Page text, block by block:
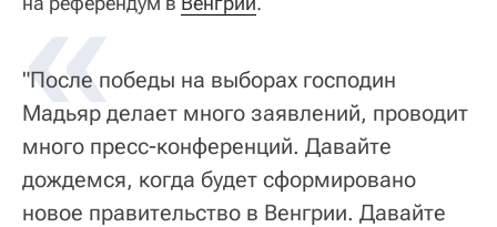
«
"После победы на выборах господин
Мадьяр делает много заявлений, проводит
много пресс-конференций. Давайте
дождемся, когда будет сформировано
новое правительство в Венгрии. Давайте